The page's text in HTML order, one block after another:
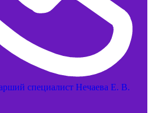
специалист Нечаева Е. В.